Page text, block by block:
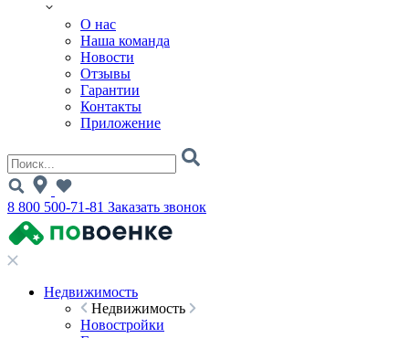
О нас
Наша команда
Новости
Отзывы
Гарантии
Контакты
Приложение
8 800 500-71-81 Заказать звонок
Недвижимость
Недвижимость
Новостройки